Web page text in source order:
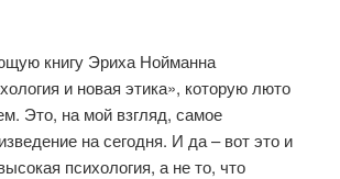
книгу Эриха Нойманна
и новая этика», которую люто
Это, на мой взгляд, самое
на сегодня. И да – вот это и
психология, а не то, что